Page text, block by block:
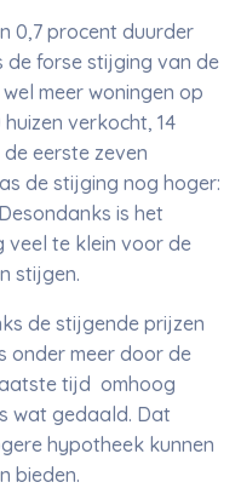
0,7 procent duurder
de forse stijging van de
meer woningen op
verkocht, 14
eerste zeven
de stijging nog hoger:
is het
veel te klein voor de
stijgen.
de stijgende prijzen
onder meer door de
tijd omhoog
wat gedaald. Dat
hypotheek kunnen
bieden.